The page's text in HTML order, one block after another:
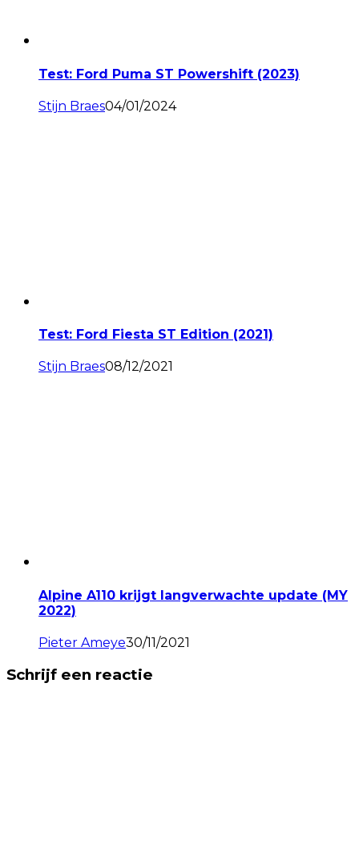
Test: Ford Puma ST Powershift (2023)
Stijn Braes04/01/2024
Test: Ford Fiesta ST Edition (2021)
Stijn Braes08/12/2021
Alpine A110 krijgt langverwachte update (MY
2022)
Pieter Ameye30/11/2021
Schrijf een reactie